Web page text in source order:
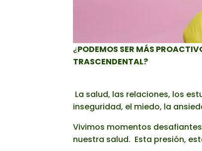
¿PODEMOS SER MÁS
TRASCENDENTAL?
La salud, las relaciones, los
inseguridad, el miedo, la
Vivimos momentos
nuestra salud. Esta presión,